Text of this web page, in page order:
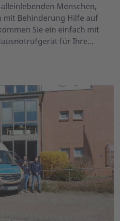
Menschen,
mit Behinderung Hilfe auf
Sie ein einfach mit
für Ihre…